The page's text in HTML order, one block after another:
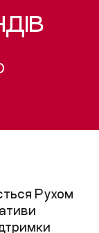
Рухом